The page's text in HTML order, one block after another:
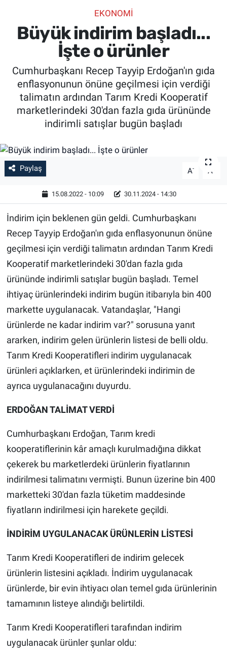
EKONOMİ
Büyük indirim başladı...
İşte o ürünler
Cumhurbaşkanı Recep Tayyip Erdoğan'ın gıda
enflasyonunun önüne geçilmesi için verdiği
talimatın ardından Tarım Kredi Kooperatif
marketlerindeki 30'dan fazla gıda ürününde
indirimli satışlar bugün başladı
Paylaş A- A
15.08.2022 - 10:09 30.11.2024 - 14:30
İndirim için beklenen gün geldi. Cumhurbaşkanı
Recep Tayyip Erdoğan'ın gıda enflasyonunun önüne
geçilmesi için verdiği talimatın ardından Tarım Kredi
Kooperatif marketlerindeki 30'dan fazla gıda
ürününde indirimli satışlar bugün başladı. Temel
ihtiyaç ürünlerindeki indirim bugün itibarıyla bin 400
markette uygulanacak. Vatandaşlar, "Hangi
ürünlerde ne kadar indirim var?" sorusuna yanıt
ararken, indirim gelen ürünlerin listesi de belli oldu.
Tarım Kredi Kooperatifleri indirim uygulanacak
ürünleri açıklarken, et ürünlerindeki indirimin de
ayrıca uygulanacağını duyurdu.
ERDOĞAN TALİMAT VERDİ
Cumhurbaşkanı Erdoğan, Tarım kredi
kooperatiflerinin kâr amaçlı kurulmadığına dikkat
çekerek bu marketlerdeki ürünlerin fiyatlarının
indirilmesi talimatını vermişti. Bunun üzerine bin 400
marketteki 30'dan fazla tüketim maddesinde
fiyatların indirilmesi için harekete geçildi.
İNDİRİM UYGULANACAK ÜRÜNLERİN LİSTESİ
Tarım Kredi Kooperatifleri de indirim gelecek
ürünlerin listesini açıkladı. İndirim uygulanacak
ürünlerde, bir evin ihtiyacı olan temel gıda ürünlerinin
tamamının listeye alındığı belirtildi.
Tarım Kredi Kooperatifleri tarafından indirim
uygulanacak ürünler şunlar oldu:
SPOR
SAĞLIK